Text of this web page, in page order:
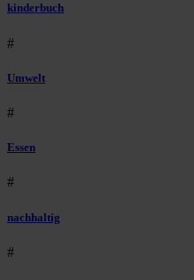
kinderbuch
#
Umwelt
#
Essen
#
nachhaltig
#